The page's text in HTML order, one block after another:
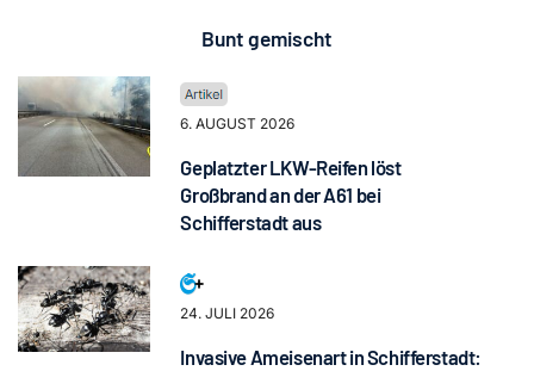
Bunt gemischt
6. AUGUST 2026
Geplatzter LKW-Reifen löst
Großbrand an der A61 bei
Schifferstadt aus
24. JULI 2026
Invasive Ameisenart in Schifferstadt: